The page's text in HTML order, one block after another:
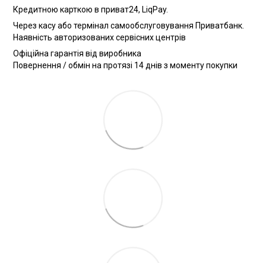
Кредитною карткою в приват24, LiqPay.
Через касу або термінал самообслуговування Приватбанк.
Наявність авторизованих сервісних центрів
Офіційна гарантія від виробника
Повернення / обмін на протязі 14 днів з моменту покупки